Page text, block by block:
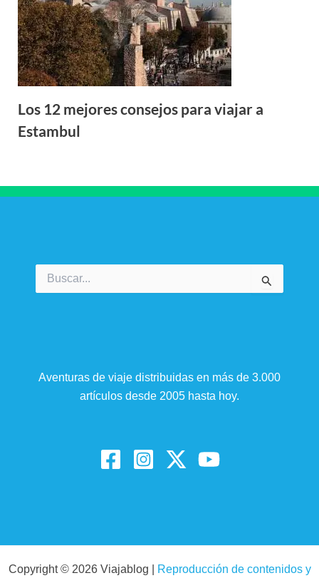
Los 12 mejores consejos para viajar a
Estambul
por:
Aventuras de viaje distribuidas en más de 3.000
artículos desde 2005 hasta hoy.
Copyright © 2026 Viajablog |
Reproducción de contenidos y